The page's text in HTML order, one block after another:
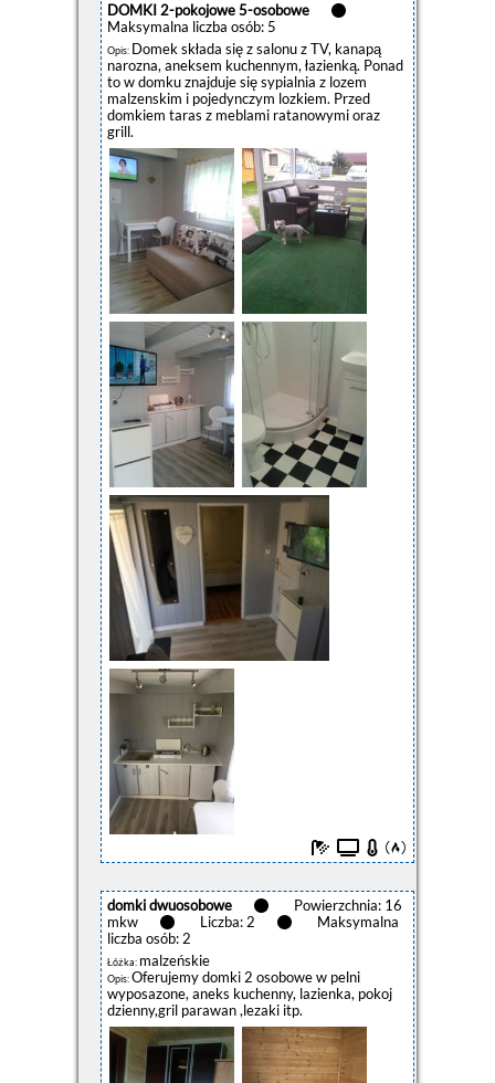
DOMKI 2-pokojowe 5-osobowe
Maksymalna liczba osób: 5
Opis: Domek składa się z salonu z TV, kanapą
narozna, aneksem kuchennym, łazienką. Ponad
to w domku znajduje się sypialnia z lozem
malzenskim i pojedynczym lozkiem. Przed
domkiem taras z meblami ratanowymi oraz
grill.
domki dwuosobowe
Powierzchnia: 16
mkw
Liczba: 2
Maksymalna
liczba osób: 2
Łóżka: malzeńskie
Opis:Oferujemy domki 2 osobowe w pelni
wyposazone, aneks kuchenny, lazienka, pokoj
dzienny,gril parawan ,lezaki itp.